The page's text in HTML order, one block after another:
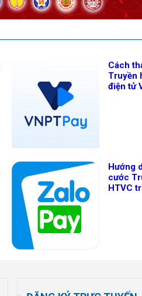
Cách
Truyền
điện tử
Hướng
cước
HTVC